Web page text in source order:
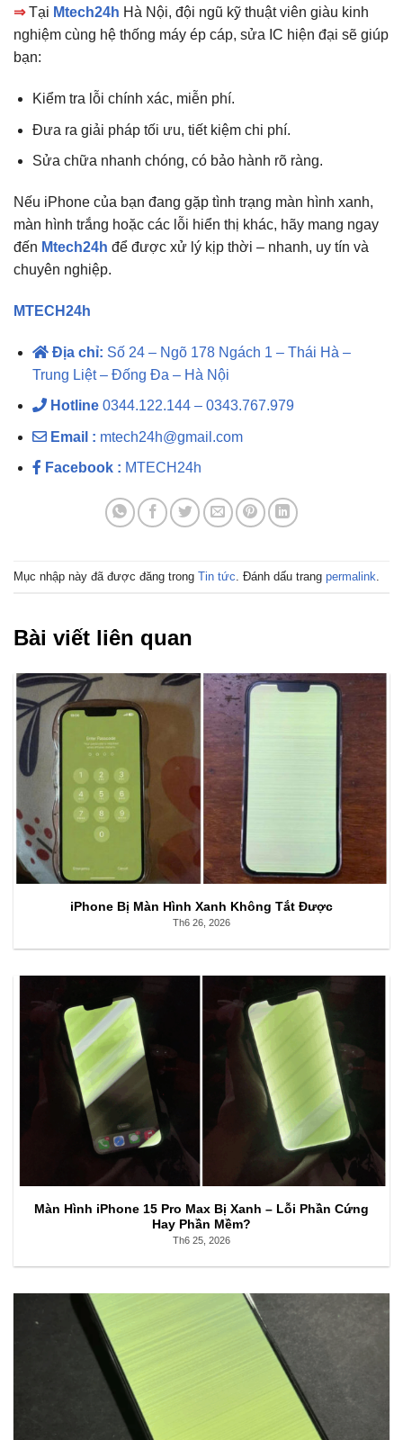
⇒Tại Mtech24h Hà Nội, đội ngũ kỹ thuật viên giàu kinh
nghiệm cùng hệ thống máy ép cáp, sửa IC hiện đại sẽ giúp
bạn:
Kiểm tra lỗi chính xác, miễn phí.
Đưa ra giải pháp tối ưu, tiết kiệm chi phí.
Sửa chữa nhanh chóng, có bảo hành rõ ràng.
Nếu iPhone của bạn đang gặp tình trạng màn hình xanh,
màn hình trắng hoặc các lỗi hiển thị khác, hãy mang ngay
đến Mtech24h để được xử lý kịp thời – nhanh, uy tín và
chuyên nghiệp.
MTECH24h
Địa chỉ: Số 24 – Ngõ 178 Ngách 1 – Thái Hà –
Trung Liệt – Đống Đa – Hà Nội
Hotline0344.122.144 – 0343.767.979
Email : mtech24h@gmail.com
Facebook : MTECH24h
Mục nhập này đã được đăng trong Tin tức . Đánh dấu trang permalink
Bài viết liên quan
iPhone Bị Màn Hình Xanh Không Tắt Được
Th6 26, 2026
Màn Hình iPhone 15 Pro Max Bị Xanh – Lỗi Phần Cứng
Hay Phần Mềm?
Th6 25, 2026